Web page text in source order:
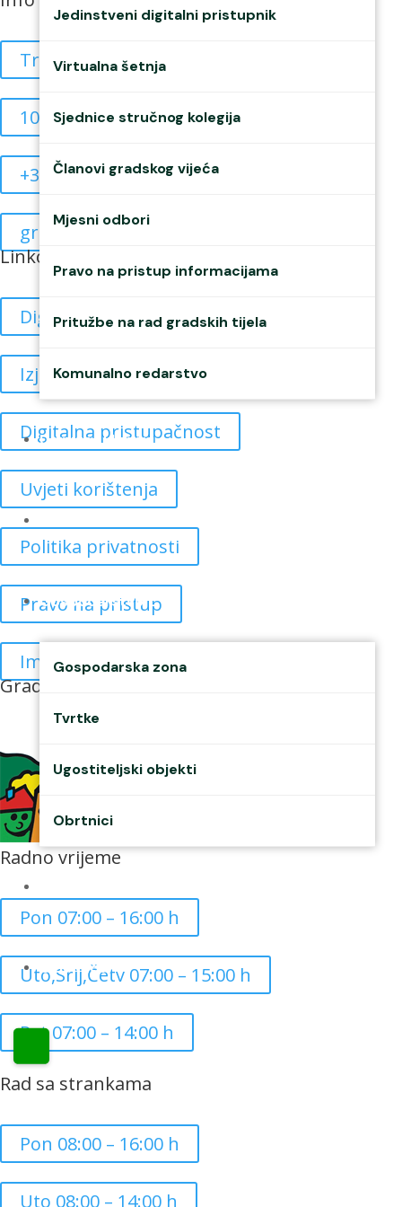
Jedinstveni digitalni pristupnik
Virtualna šetnja
Sjednice stručnog kolegija
Članovi gradskog vijeća
Mjesni odbori
Pravo na pristup informacijama
Pritužbe na rad gradskih tijela
Komunalno redarstvo
Udruge i klubovi
Gospodarstvo
Gospodarska zona
Tvrtke
Ugostiteljski objekti
Obrtnici
CZK Rudar
Trg braće Radića 4
10835908515
+385 40 370 771
grad@mursko-sredisce.hr
Linkovi
Digitalne sjednice
Izjava o pristupačnosti
Digitalna pristupačnost
Uvjeti korištenja
Politika privatnosti
Pravo na pristup
Impressum
Grad prijatelj djece
Radno vrijeme
Pon 07:00 – 16:00 h
Uto,Srij,Četv 07:00 – 15:00 h
Pet 07:00 – 14:00 h
Rad sa strankama
Pon 08:00 – 16:00 h
Uto 08:00 – 14:00 h